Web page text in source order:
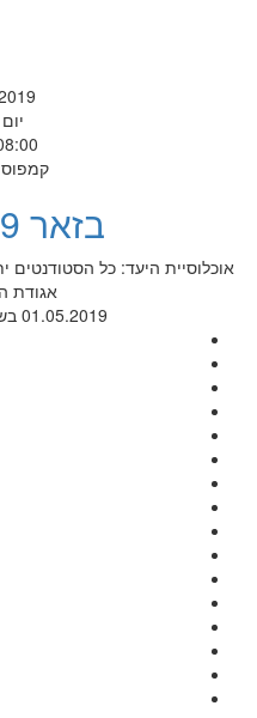
בזאר 1.5.2019
אוכלוסיית היעד: כל הסטודנטים
אגודת
01.05.2019 בשעה 17:00-08:00